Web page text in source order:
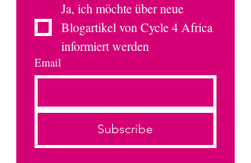
Ja, ich möchte über neue
Blogartikel von Cycle 4 Africa
informiert werden
Email
Subscribe